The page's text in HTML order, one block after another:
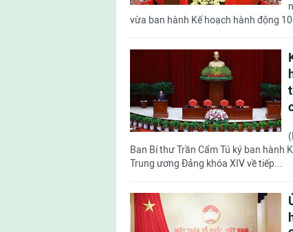
vừa ban hành Kế hoạch hành động
Ban Bí thư Trần Cẩm Tú ký ban hành
Trung ương Đảng khóa XIV về tiếp...